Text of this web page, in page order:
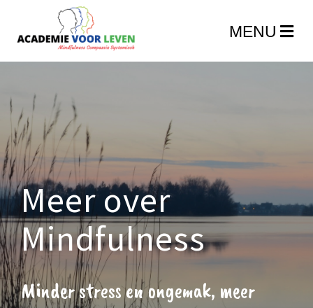
Meer over
Mindfulness
Minder stress en ongemak, meer